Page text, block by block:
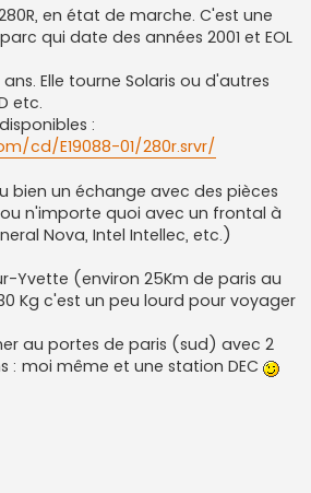
en état de marche. C'est une
qui date des années 2001 et EOL
Elle tourne Solaris ou d'autres
etc.
:
cd/E19088-01/280r.srvr/
bien un échange avec des pièces
ou n'importe quoi avec un frontal à
Nova, Intel Intellec, etc.)
Yvette (environ 25Km de paris au
Kg c'est un peu lourd pour voyager
au portes de paris (sud) avec 2
: moi même et une station DEC